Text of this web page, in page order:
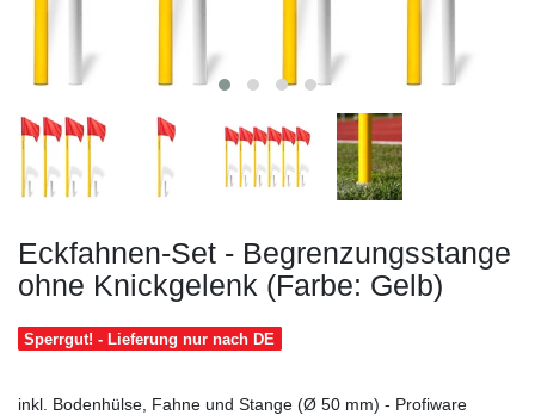
Eckfahnen-Set - Begrenzungsstange
ohne Knickgelenk (Farbe: Gelb)
Sperrgut! - Lieferung nur nach DE
inkl. Bodenhülse, Fahne und Stange (Ø 50 mm) - Profiware